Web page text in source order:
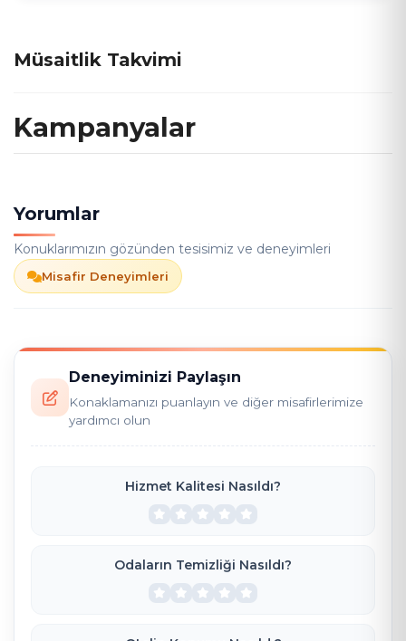
Müsaitlik Takvimi
Kampanyalar
Yorumlar
Konuklarımızın gözünden tesisimiz ve deneyimleri
Misafir Deneyimleri
Deneyiminizi Paylaşın
Konaklamanızı puanlayın ve diğer misafirlerimize
yardımcı olun
Hizmet Kalitesi Nasıldı?
Odaların Temizliği Nasıldı?